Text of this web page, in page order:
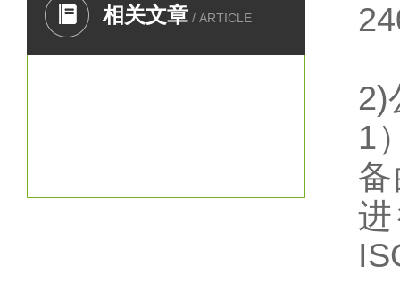
相关文章 / ARTICLE
2)
1